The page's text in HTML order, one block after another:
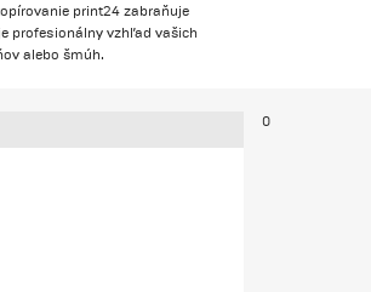
print24 zabraňuje
profesionálny vzhľad vašich
alebo šmúh.
0